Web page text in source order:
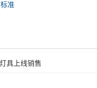
准
具上线销售